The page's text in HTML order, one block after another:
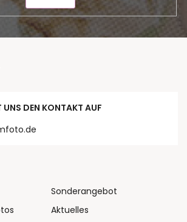
UNS DEN KONTAKT AUF
Sonderangebot
Aktuelles